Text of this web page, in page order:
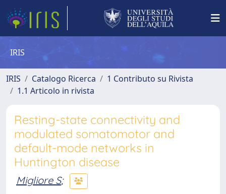
IRIS
IRIS Catalogo Ricerca
1 Contributo su Rivista
1.1 Articolo in rivista
Resting-state connectivity and
modulated somatomotor and
default-mode networks in
Huntington disease
Migliore S;